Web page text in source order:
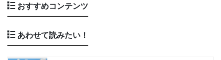
おすすめコンテンツ
あわせて読みたい！